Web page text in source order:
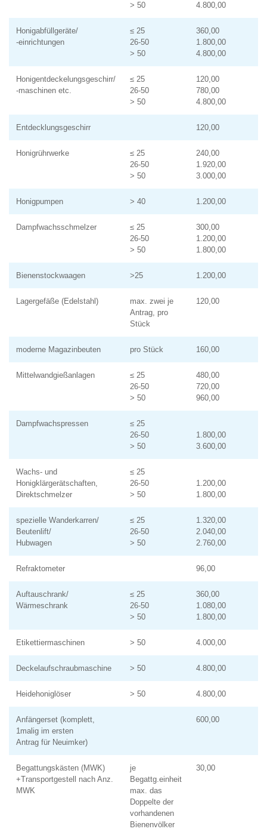
> 50 4.800,00
Honigabfüllgeräte/
-einrichtungen
≤ 25
26-50
> 50
360,00
1.800,00
4.800,00
Honigentdeckelungsgeschirr/
-maschinen etc.
≤ 25
26-50
> 50
120,00
780,00
4.800,00
Entdecklungsgeschirr 120,00
Honigrührwerke
≤ 25
26-50
> 50
240,00
1.920,00
3.000,00
Honigpumpen > 40 1.200,00
Dampfwachsschmelzer
≤ 25
26-50
> 50
300,00
1.200,00
1.800,00
Bienenstockwaagen >25 1.200,00
Lagergefäße (Edelstahl)
max. zwei je
Antrag, pro
Stück
120,00
moderne Magazinbeuten pro Stück 160,00
Mittelwandgießanlagen
≤ 25
26-50
> 50
480,00
720,00
960,00
Dampfwachspressen
≤ 25
26-50
> 50
1.800,00
3.600,00
Wachs- und
Honigklärgerätschaften,
Direktschmelzer
≤ 25
26-50
> 50
1.200,00
1.800,00
spezielle Wanderkarren/
Beutenlift/
Hubwagen
≤ 25
26-50
> 50
1.320,00
2.040,00
2.760,00
Refraktometer 96,00
Auftauschrank/
Wärmeschrank
≤ 25
26-50
> 50
360,00
1.080,00
1.800,00
Etikettiermaschinen > 50 4.000,00
Deckelaufschraubmaschine > 50 4.800,00
Heidehoniglöser > 50 4.800,00
Anfängerset (komplett,
1malig im ersten
Antrag für Neuimker)
600,00
Begattungskästen (MWK)
+Transportgestell nach Anz.
MWK
je
Begattg.einheit
max. das
Doppelte der
vorhandenen
Bienenvölker
30,00